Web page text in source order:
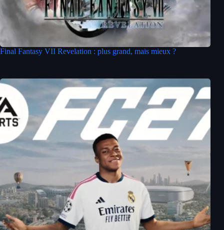
Final Fantasy VII Revelation : plus grand, mais mieux ?